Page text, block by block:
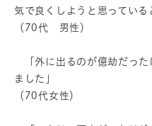
気で良くしようと思っている
（70代 男性）
「外に出るのが億劫だった
ました」
（70代女性）